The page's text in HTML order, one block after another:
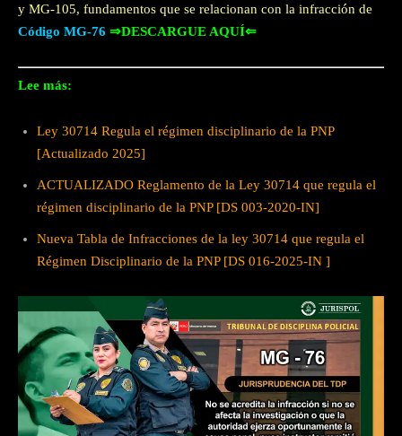
у МG-105, fundamentos que se relacionan con la infracción de
Código MG-76 ⇒DESCARGUE AQUÍ⇐
Lee más:
Ley 30714 Regula el régimen disciplinario de la PNP
[Actualizado 2025]
ACTUALIZADO Reglamento de la Ley 30714 que regula el
régimen disciplinario de la PNP [DS 003-2020-IN]
Nueva Tabla de Infracciones de la ley 30714 que regula el
Régimen Disciplinario de la PNP [DS 016-2025-IN ]